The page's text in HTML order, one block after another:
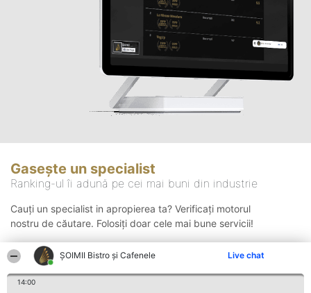
ȘOIMII Bistro și Cafenele Live chat
14:00
Gasește un specialist
Ranking-ul îi adună pe cei mai buni din industrie
Cauți un specialist in apropierea ta? Verificați motorul
nostru de căutare. Folosiți doar cele mai bune servicii!